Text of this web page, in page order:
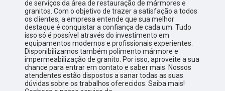
de serviços da área de restauração de mármores e
granitos. Com o objetivo de trazer a satisfação a todos
os clientes, a empresa entende que sua melhor
destaque é conquistar a confiança de cada um. Tudo
isso só é possível através do investimento em
equipamentos modernos e profissionais experientes.
Disponibilizamos também polimento mármore e
impermeabilização de granito. Por isso, aproveite a sua
chance para entrar em contato e saber mais. Nossos
atendentes estão dispostos a sanar todas as suas
dúvidas sobre os trabalhos oferecidos. Saiba mais!